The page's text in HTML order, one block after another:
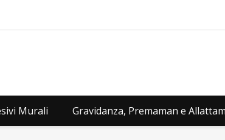
Murali Gravidanza, Premaman e